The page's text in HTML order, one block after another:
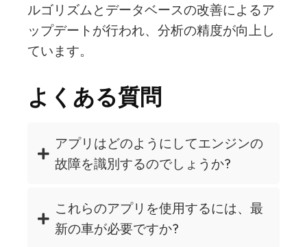
ルゴリズムとデータベースの改善によるア
ップデートが行われ、分析の精度が向上し
ています。
よくある質問
アプリはどのようにしてエンジンの
故障を識別するのでしょうか?
これらのアプリを使用するには、最
新の車が必要ですか?